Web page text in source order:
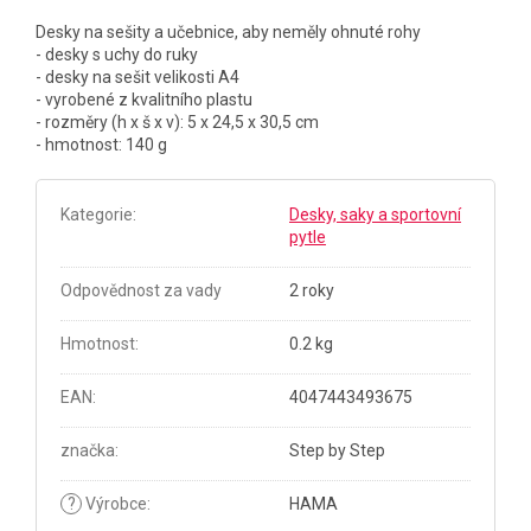
Desky na sešity a učebnice, aby neměly ohnuté rohy
- desky s uchy do ruky
- desky na sešit velikosti A4
- vyrobené z kvalitního plastu
- rozměry (h x š x v): 5 x 24,5 x 30,5 cm
- hmotnost: 140 g
Kategorie:
Desky, saky a sportovní
pytle
Odpovědnost za vady 2 roky
Hmotnost: 0.2 kg
EAN: 4047443493675
značka: Step by Step
? Výrobce: HAMA